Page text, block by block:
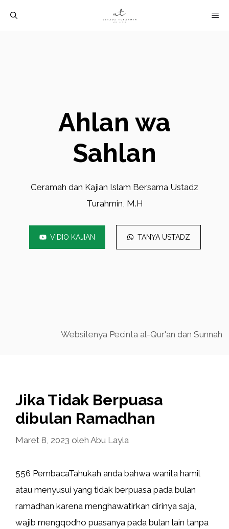
Ahlan wa
Sahlan
Ceramah dan Kajian Islam Bersama Ustadz
Turahmin, M.H
VIDIO KAJIAN TANYA USTADZ
Websitenya Pecinta al-Qur'an dan Sunnah
Jika Tidak Berpuasa
dibulan Ramadhan
Maret 8, 2023 oleh Abu Layla
556 PembacaTahukah anda bahwa wanita hamil
atau menyusui yang tidak berpuasa pada bulan
ramadhan karena menghawatirkan dirinya saja,
wajib mengqodho puasanya pada bulan lain tanpa